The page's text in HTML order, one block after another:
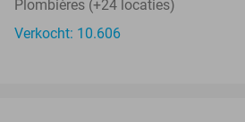
Plombières (+24 locaties)
Verkocht: 10.606